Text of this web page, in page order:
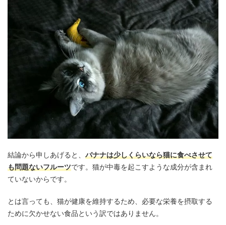
結論から申しあげると、 バナナは少しくらいなら猫に食べさせて
も問題ないフルーツです。猫が中毒を起こすような成分が含まれ
ていないからです。
とは言っても、猫が健康を維持するため、必要な栄養を摂取する
ために欠かせない食品という訳ではありません。